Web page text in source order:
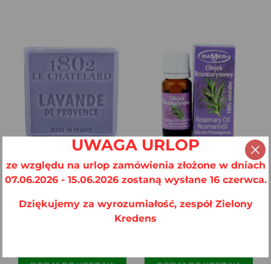
Mydło Marsylskie
12,00 zł
Olejek Eteryczny
7,99 zł
UWAGA URLOP
ze względu na urlop zamówienia złożone w dniach
07.06.2026 - 15.06.2026 zostaną wysłane 16 czerwca.
Dziękujemy za wyrozumiałość, zespół Zielony
Kredens